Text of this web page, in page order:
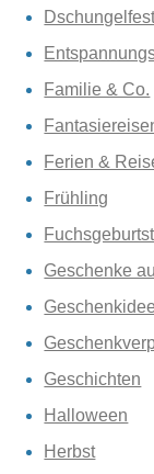
Familie & Co.
Ferien &
Frühling
Geschenke
Geschichten
Halloween
Herbst